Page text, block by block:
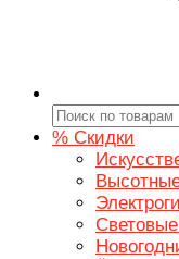
% Скидки